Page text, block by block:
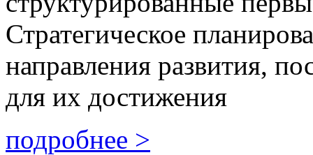
Стратегическое
направления развития,
для их достижения
подробнее >